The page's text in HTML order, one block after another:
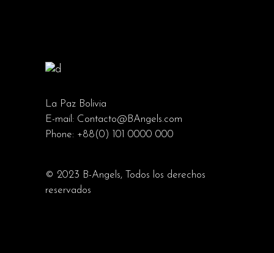
La Paz Bolivia
E-mail: Contacto@BAngels.com
Phone: +88(0) 101 0000 000
© 2023 B-Angels, Todos los derechos
reservados